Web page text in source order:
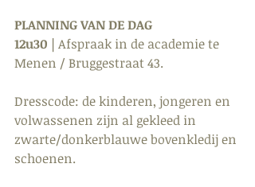
PLANNING VAN DE DAG
12u30 | Afspraak in de academie te
Menen / Bruggestraat 43.
Dresscode: de kinderen, jongeren en
volwassenen zijn al gekleed in
zwarte/donkerblauwe bovenkledij en
schoenen.